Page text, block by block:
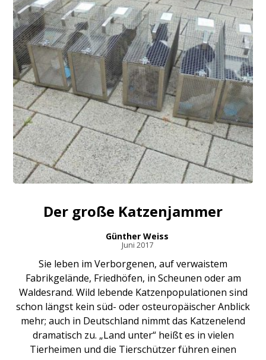
Der große Katzenjammer
Günther Weiss
Juni 2017
Sie leben im Verborgenen, auf verwaistem
Fabrikgelände, Friedhöfen, in Scheunen oder am
Waldesrand. Wild lebende Katzenpopulationen sind
schon längst kein süd- oder osteuropäischer Anblick
mehr; auch in Deutschland nimmt das Katzenelend
dramatisch zu. „Land unter“ heißt es in vielen
Tierheimen und die Tierschützer führen einen